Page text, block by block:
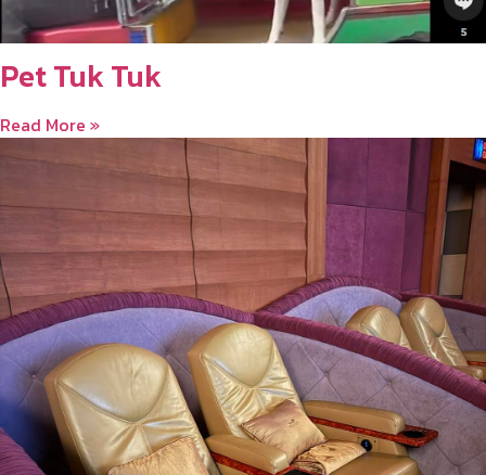
Pet Tuk Tuk
Read More »